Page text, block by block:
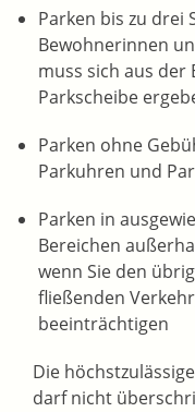
Parken bis zu drei
Bewohnerinnen
muss sich aus der
Parkscheibe
Parken ohne
Parkuhren und
Parken in
Bereichen
wenn Sie den üb
fließenden
beeinträchtigen
Die
darf nicht